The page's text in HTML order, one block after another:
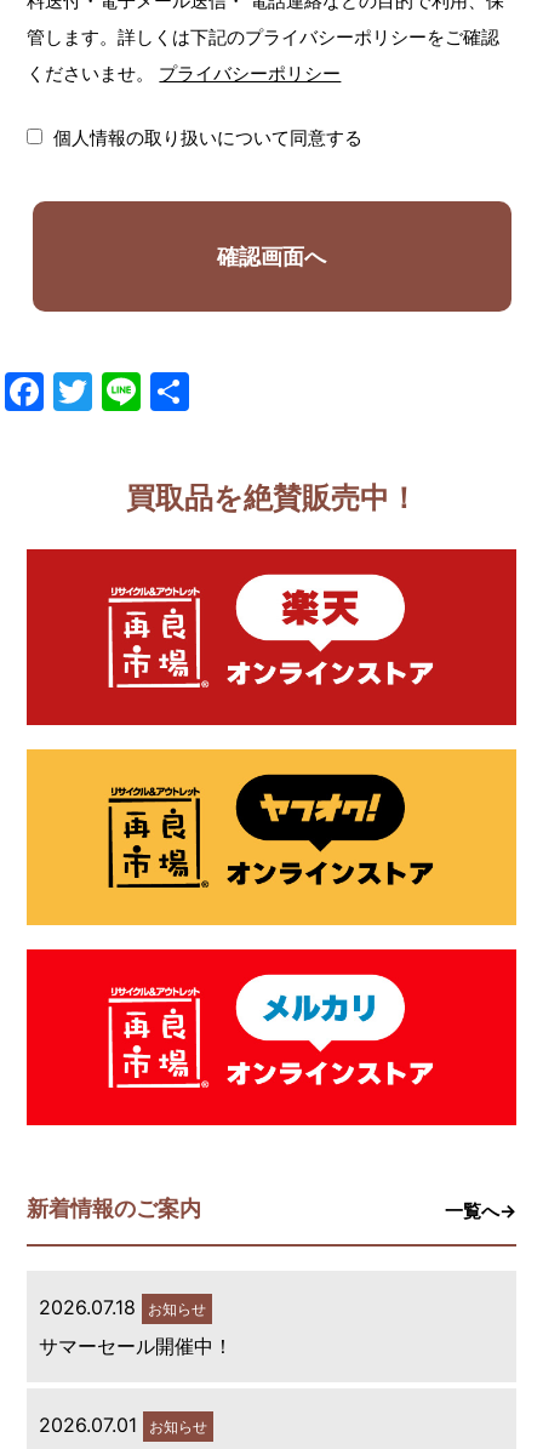
管します。詳しくは下記のプライバシーポリシーをご確認
くださいませ。
プライバシーポリシー
個人情報の取り扱いについて同意する
Facebook
Twitter
Line
買取品を絶賛販売中！
新着情報のご案内 一覧へ→
2026.07.18 お知らせ
サマーセール開催中！
2026.07.01 お知らせ